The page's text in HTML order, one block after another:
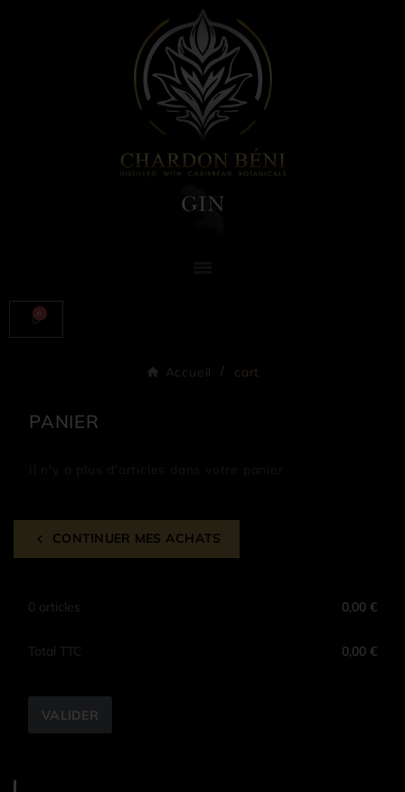
Accueil cart
PANIER
chevron_left CONTINUER MES ACHATS
0 articles 0,00 €
Total TTC 0,00 €
VALIDER